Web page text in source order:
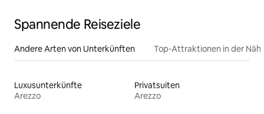
Spannende Reiseziele
Andere Arten von Unterkünften Top-Attraktionen in der
Luxusunterkünfte
Arezzo
Privatsuiten
Arezzo